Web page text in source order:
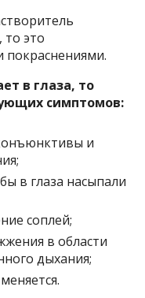
это
покраснениями.
в глаза, то
симптомов:
и
в глаза насыпали
соплей;
в области
дыхания;